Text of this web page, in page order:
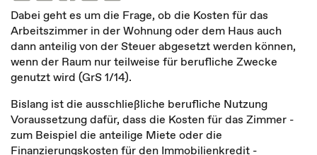
Dabei geht es um die Frage, ob die Kosten für das
Arbeitszimmer in der Wohnung oder dem Haus auch
dann anteilig von der Steuer abgesetzt werden können,
wenn der Raum nur teilweise für berufliche Zwecke
genutzt wird (GrS 1/14).
Bislang ist die ausschließliche berufliche Nutzung
Voraussetzung dafür, dass die Kosten für das Zimmer -
zum Beispiel die anteilige Miete oder die
Finanzierungskosten für den Immobilienkredit -